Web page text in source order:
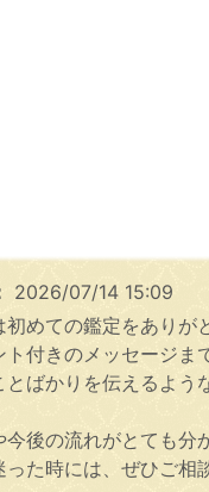
2026/07/14 15:09
初めての鑑定をありが
ト付きのメッセージま
とばかりを伝えるよう
今後の流れがとても分
った時には、ぜひご相